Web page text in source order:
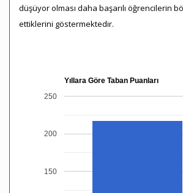
düşüyor olması daha başarılı öğrencilerin
ettiklerini göstermektedir.
Yıllara Göre Taban Puanları
150
200
250